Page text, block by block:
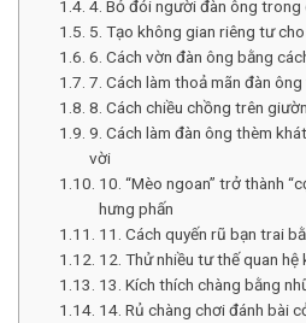
4. Bỏ đói người đàn ông trong
5. Tạo không gian riêng tư
6. Cách vờn đàn ông bằng
7. Cách làm thoả mãn đàn ông
8. Cách chiều chồng trên
9. Cách làm đàn ông thèm
vời
10. “Mèo ngoan” trở thành
hưng phấn
11. Cách quyến rũ bạn trai
12. Thử nhiều tư thế quan
13. Kích thích chàng bằng
14. Rủ chàng chơi đánh bài